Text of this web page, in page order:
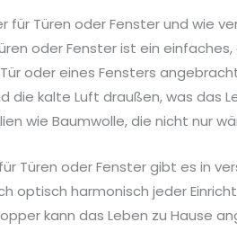
für Türen oder Fenster und wie
oder Fenster ist ein
oder eines Fensters
die kalte Luft draußen, was
wie Baumwolle, die nicht nur
Türen oder Fenster gibt es in
optisch harmonisch jeder
kann das Leben zu Hause